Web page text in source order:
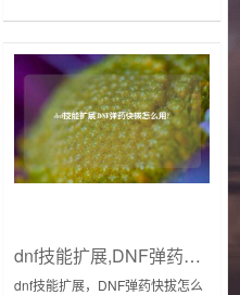
秒杀已经成为过去，弹药的子弹
dnf技能扩展,DNF弹药快拔怎么用?
dnf技能扩展，DNF弹药快拔怎么